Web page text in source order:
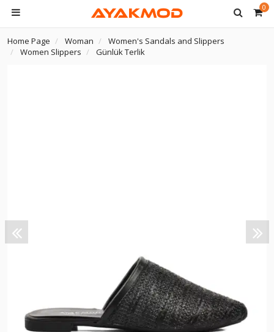
0
Home Page Woman
Women's Sandals and Slippers
Women Slippers
Günlük Terlik